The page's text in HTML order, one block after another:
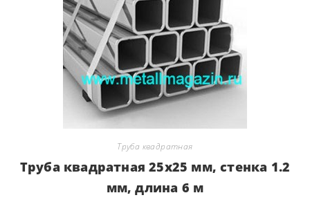
Труба квадратная
Труба квадратная 25х25 мм, стенка 1.2
мм, длина 6 м